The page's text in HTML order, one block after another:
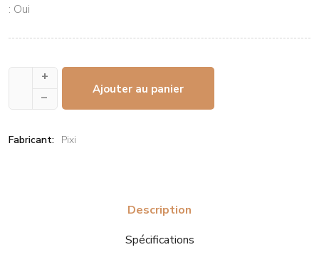
: Oui
+
–
Ajouter au panier
Fabricant: Pixi
Description
Spécifications